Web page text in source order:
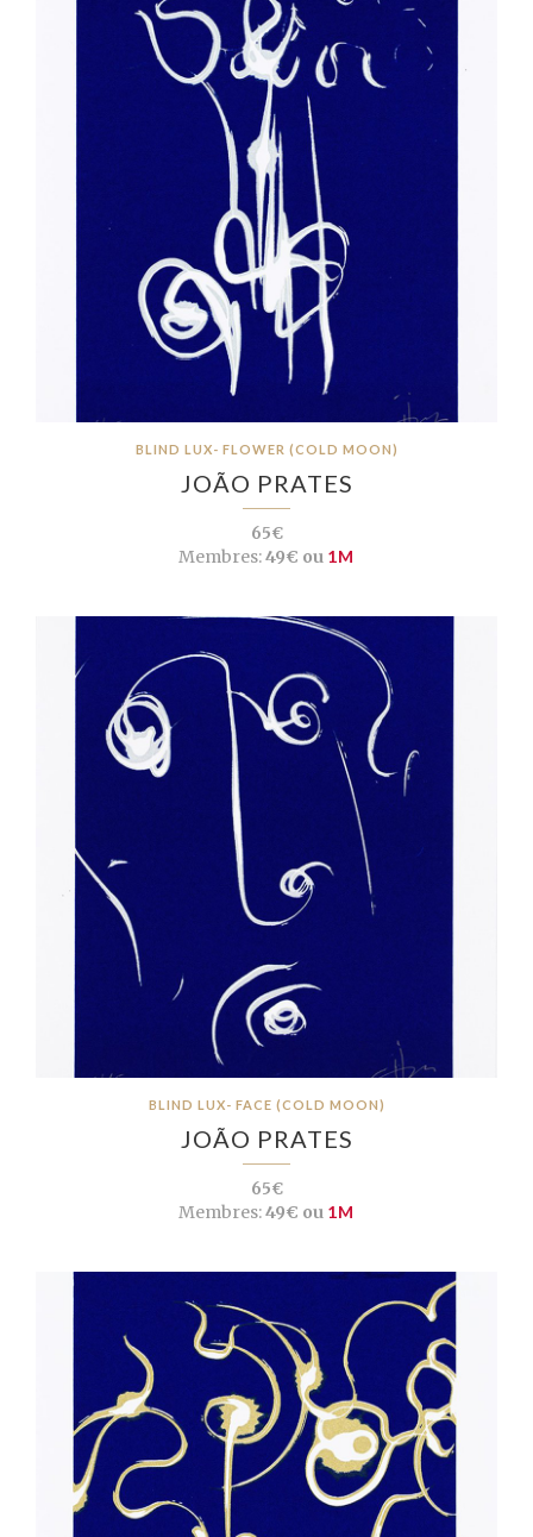
BLIND LUX- FLOWER (COLD MOON)
JOÃO PRATES
65€
Membres:49€ ou 1M
BLIND LUX- FACE (COLD MOON)
JOÃO PRATES
65€
Membres:49€ ou 1M